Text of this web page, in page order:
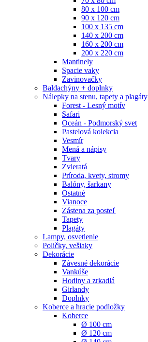
80 x 100 cm
90 x 120 cm
100 x 135 cm
140 x 200 cm
160 x 200 cm
200 x 220 cm
Mantinely
Spacie vaky
Zavinovačky
Baldachýny + doplnky
Nálepky na stenu, tapety a plagáty
Forest - Lesný motív
Safari
Oceán - Podmorský svet
Pastelová kolekcia
Vesmír
Mená a nápisy
Tvary
Zvieratá
Príroda, kvety, stromy
Balóny, šarkany
Ostatné
Vianoce
Zástena za posteľ
Tapety
Plagáty
Lampy, osvetlenie
Poličky, vešiaky
Dekorácie
Závesné dekorácie
Vankúše
Hodiny a zrkadlá
Girlandy
Doplnky
Koberce a hracie podložky
Koberce
Ø 100 cm
Ø 120 cm